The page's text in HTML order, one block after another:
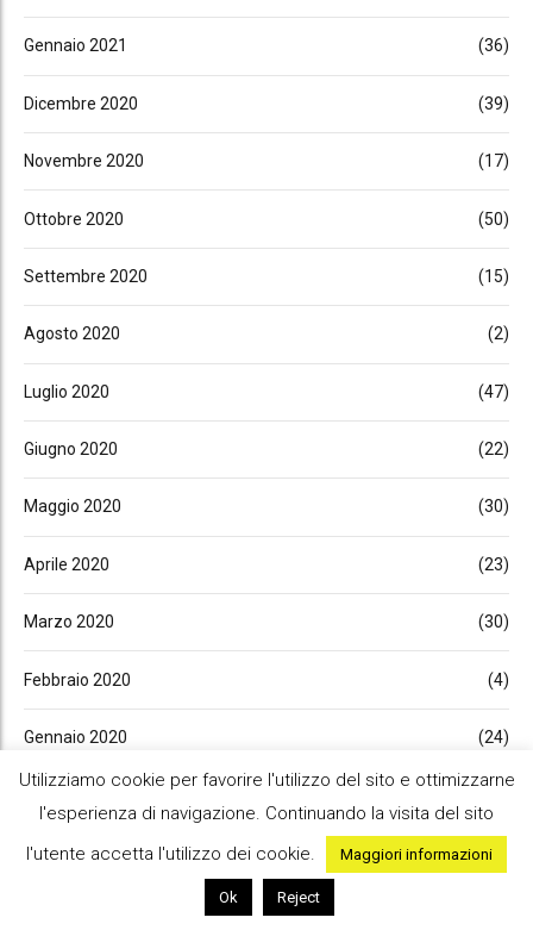
Gennaio 2021 (36)
Dicembre 2020 (39)
Novembre 2020 (17)
Ottobre 2020 (50)
Settembre 2020 (15)
Agosto 2020 (2)
Luglio 2020 (47)
Giugno 2020 (22)
Maggio 2020 (30)
Aprile 2020 (23)
Marzo 2020 (30)
Febbraio 2020 (4)
Gennaio 2020 (24)
Novembre 2019 (20)
Utilizziamo cookie per favorire l'utilizzo del sito e ottimizzarne
l'esperienza di navigazione. Continuando la visita del sito
l'utente accetta l'utilizzo dei cookie.
Maggiori informazioni
Ok Reject